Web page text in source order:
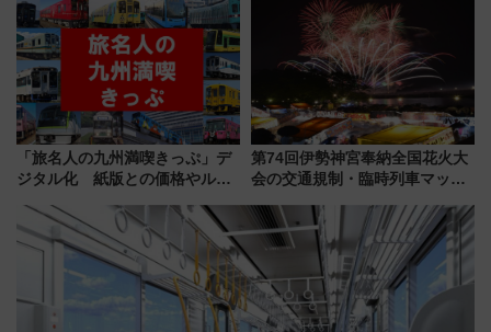
と料金・アクセスを徹底解説
（札幌市）
ディング＆カジュアルパーティ
ープラン
「旅名人の九州満喫きっぷ」デ
ジタル化 紙版との価格やルー
第74回伊勢神宮奉納全国花火大
会の交通規制・臨時列車マッ
セス